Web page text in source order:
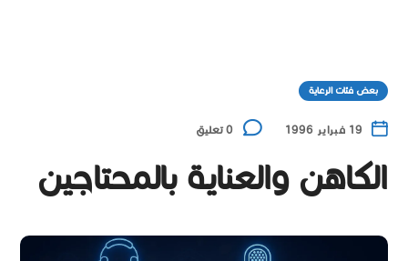
بعض فئات الرعاية
19 فبراير 1996 0 تعليق
الكاهن والعناية بالمحتاجين